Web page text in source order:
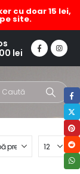
cu doar 15 lei,
site.
lei